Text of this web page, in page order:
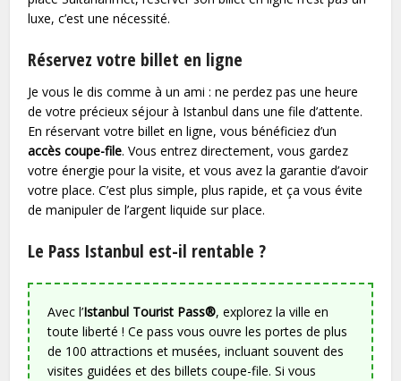
luxe, c’est une nécessité.
Réservez votre billet en ligne
Je vous le dis comme à un ami : ne perdez pas une heure
de votre précieux séjour à Istanbul dans une file d’attente.
En réservant votre billet en ligne, vous bénéficiez d’un
accès coupe-file. Vous entrez directement, vous gardez
votre énergie pour la visite, et vous avez la garantie d’avoir
votre place. C’est plus simple, plus rapide, et ça vous évite
de manipuler de l’argent liquide sur place.
Le Pass Istanbul est-il rentable ?
Avec l’Istanbul Tourist Pass®, explorez la ville en
toute liberté ! Ce pass vous ouvre les portes de plus
de 100 attractions et musées, incluant souvent des
visites guidées et des billets coupe-file. Si vous